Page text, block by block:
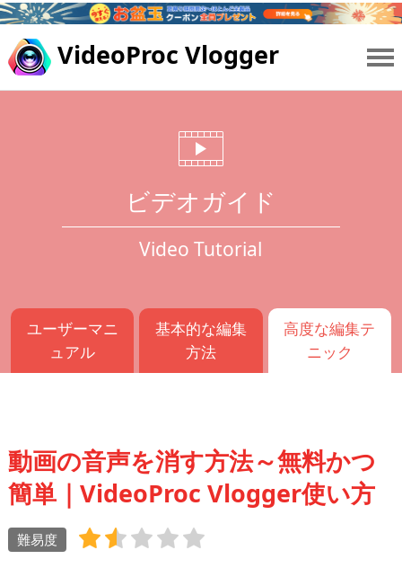
VideoProc Vlogger
ビデオガイド
Video Tutorial
ユーザーマニ
ュアル
基本的な編集
方法
高度な編集テ
ニック
動画の音声を消す方法～無料かつ
簡単｜VideoProc Vlogger使い方
難易度